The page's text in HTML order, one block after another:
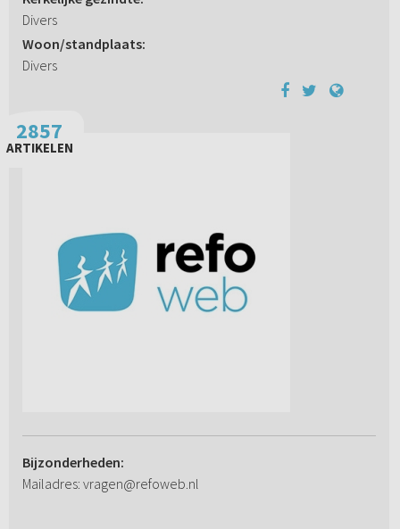
Divers
Woon/standplaats:
Divers
2857
ARTIKELEN
Bijzonderheden:
Mailadres: vragen@refoweb.nl